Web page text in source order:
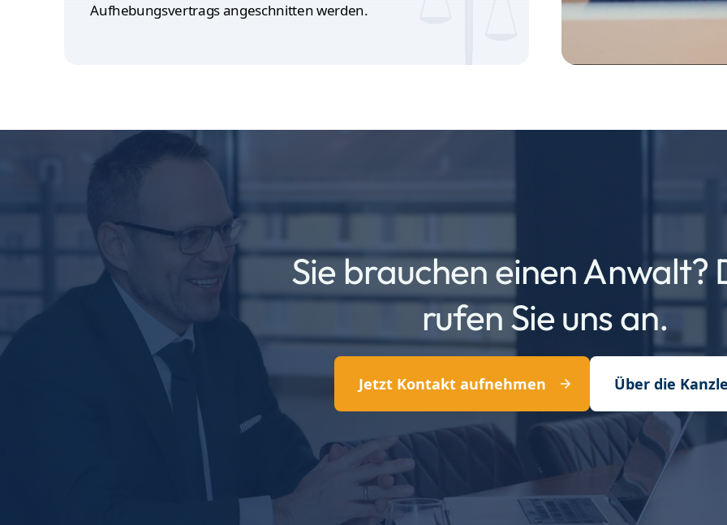
Aufhebungsvertrags angeschnitten werden.
Sie brauchen einen Anwalt?
rufen Sie uns an.
Jetzt Kontakt aufnehmen Über die